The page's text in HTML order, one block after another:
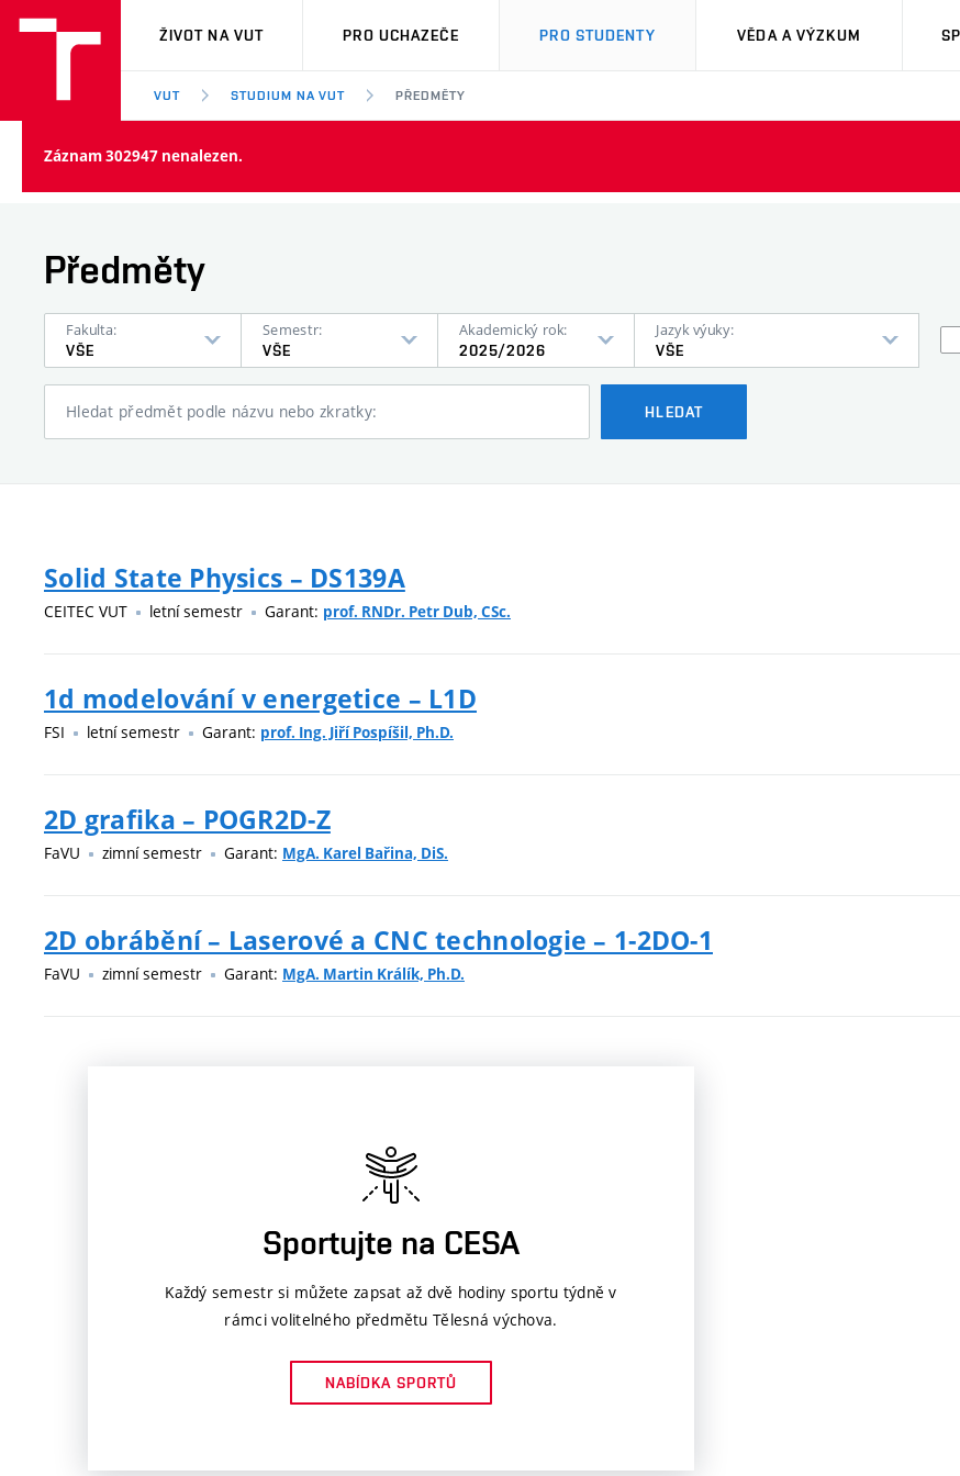
VUT
ŽIVOT NA VUT PRO UCHAZEČE PRO STUDENTY VĚDA A VÝZKUM
VUT STUDIUM NA VUT PŘEDMĚTY
Záznam 302947 nenalezen.
Předměty
Fakulta:
VŠE
Semestr:
VŠE
Akademický rok:
2025/2026
Jazyk výuky:
VŠE
Hledat předmět podle názvu nebo zkratky: HLEDAT
Solid State Physics – DS139A
CEITEC VUT letní semestr Garant: prof. RNDr. Petr Dub, CSc.
1d modelování v energetice – L1D
FSI letní semestr Garant: prof. Ing. Jiří Pospíšil, Ph.D.
2D grafika – POGR2D-Z
FaVU zimní semestr Garant: MgA. Karel Bařina, DiS.
2D obrábění – Laserové a CNC technologie – 1-2DO-1
FaVU zimní semestr Garant: MgA. Martin Králík, Ph.D.
Sportujte na CESA
Každý semestr si můžete zapsat až dvě hodiny sportu týdně v
rámci volitelného předmětu Tělesná výchova.
NABÍDKA SPORTŮ